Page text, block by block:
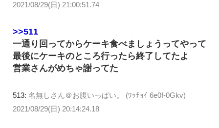
2021/08/29(日) 21:00:51.74
>>511
一通り回ってからケーキ食べましょうってやって
最後にケーキのところ行ったら終了してたよ
営業さんがめちゃ謝ってた
513: 名無しさん＠お腹いっぱい。 (ﾜｯﾁｮｲ 6e0f-0Gkv)
2021/08/29(日) 20:14:24.18